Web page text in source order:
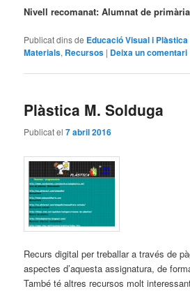
Nivell recomanat: Alumnat de
Publicat dins de Educació Visual i Plàstica
Materials, Recursos | Deixa un comentari
Plàstica M. Solduga
Publicat el7 abril 2016
Recurs digital per treballar a través de
aspectes d’aquesta assignatura, de
També té altres recursos molt